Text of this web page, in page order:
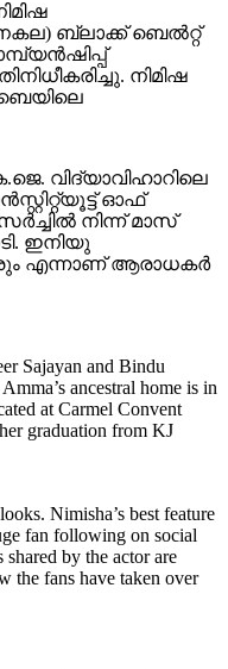
ബ്ലാക്ക് ബെൽറ്റ്
നിമിഷ
വിദ്യാവിഹാറിലെ
ഓഫ്
നിന്ന് മാസ്
ഇനിയു
എന്നാണ് ആരാധകര്‍
Sajayan and Bindu
ancestral home is in
at Carmel Convent
graduation from KJ
Nimisha’s best feature
fan following on social
by the actor are
the fans have taken over